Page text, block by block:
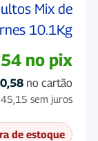
Mix de
10.1Kg
no pix
no cartão
45,15 sem juros
de estoque